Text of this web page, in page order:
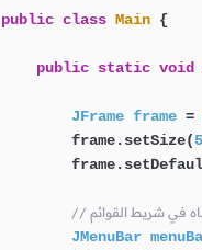
public class Main {
public static void
JFrame frame =
        frame.setSize(
في شريط القوائم
JMenuBar